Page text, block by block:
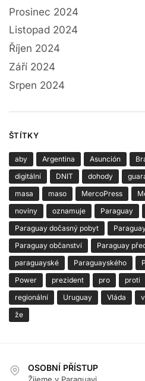
Prosinec 2024
Listopad 2024
Říjen 2024
Září 2024
Srpen 2024
ŠTÍTKY
aby Argentina Asunción
digitální
DNIT dohody
masa
maso MercoPress
noviny
oznamuje Paraguay
Paraguay dočasný pobyt
Paraguay občanství
Paraguay
paraguayské
Paraguayského
Power
prezident pro proti
regionální
Uruguay Vláda
že
OSOBNÍ PŘÍSTUP